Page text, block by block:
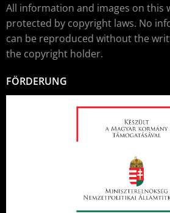
All information and images on this
protected by copyright laws. No
can be reproduced without the
the copyright holder.
FÖRDERUNG